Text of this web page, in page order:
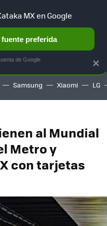
AUTO TERRITORIO
Samsung Xiaomi LG
al Mundial
Metro y
con tarjetas
×
MX en Google
preferida
de Google